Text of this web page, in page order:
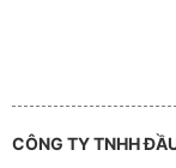
CÔNG TY TNHH